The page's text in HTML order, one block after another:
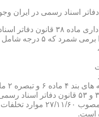
اسناد رسمی در ایران
۱-مسئولیت انتظامی و اداری ماده ۳۸
که ۵ درجه شامل :
۱۴- ۱۷-۱۹-۲۰-۲۴-۲۸-۳۷ و ۵۳ قانون دفاتر
سردفتران و دفتریاران مصوب ۲۷/
است.